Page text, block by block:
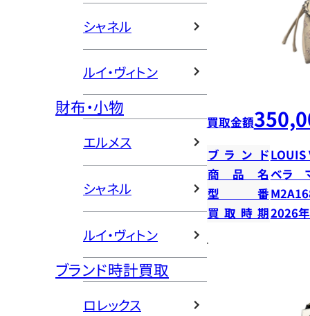
シャネル
ルイ・ヴィトン
財布・小物
エルメス
シャネル
ルイ・ヴィトン
ブランド時計買取
ロレックス
買取金額
ブランドLOUIS
商品名ベラ
型番
買取時期2026